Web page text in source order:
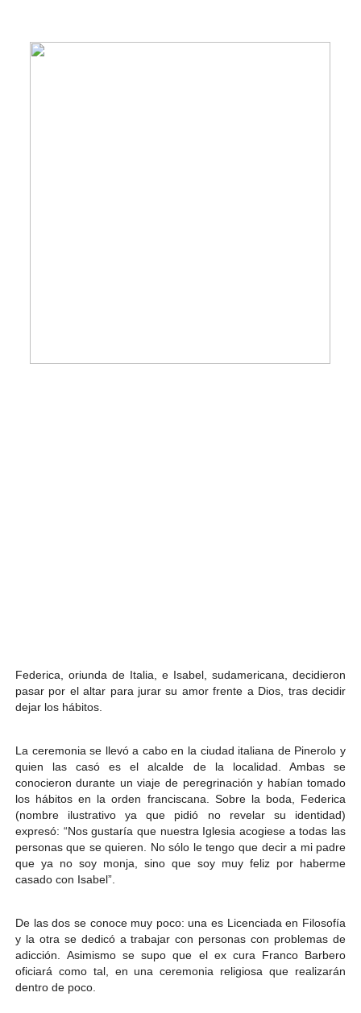
Federica, oriunda de Italia, e Isabel, sudamericana, decidieron
pasar por el altar para jurar su amor frente a Dios, tras decidir
dejar los hábitos.
La ceremonia se llevó a cabo en la ciudad italiana de Pinerolo y
quien las casó es el alcalde de la localidad. Ambas se
conocieron durante un viaje de peregrinación y habían tomado
los hábitos en la orden franciscana. Sobre la boda, Federica
(nombre ilustrativo ya que pidió no revelar su identidad)
expresó: “Nos gustaría que nuestra Iglesia acogiese a todas las
personas que se quieren. No sólo le tengo que decir a mi padre
que ya no soy monja, sino que soy muy feliz por haberme
casado con Isabel”.
De las dos se conoce muy poco: una es Licenciada en Filosofía
y la otra se dedicó a trabajar con personas con problemas de
adicción.Asimismo se supo que el ex cura Franco Barbero
oficiará como tal, en una ceremonia religiosa que realizarán
dentro de poco.